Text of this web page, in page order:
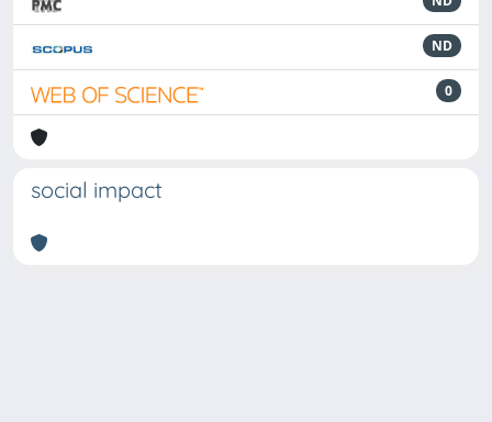
ND
0
social impact